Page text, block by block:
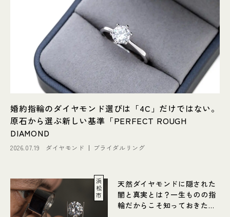
婚約指輪のダイヤモンド選びは「4C」だけではない。
原石から選ぶ新しい基準「PERFECT ROUGH
DIAMOND
2026.07.19 ダイヤモンド ブライダルリング
浜
松
市
天然ダイヤモンドに隠された
闇と真実とは？一生ものの指
輪だからこそ知っておきたい